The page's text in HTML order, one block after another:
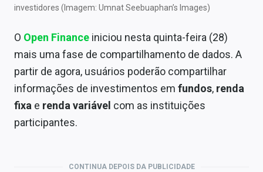
Central dos IPOs
Finanças Pessoais
Mercados
Economia
investidores (Imagem: Umnat Seebuaphan’s Images)
O Open Finance iniciou nesta quinta-feira (28)
mais uma fase de compartilhamento de dados. A
partir de agora, usuários poderão compartilhar
informações de investimentos em fundos, renda
fixa e renda variável com as instituições
participantes.
CONTINUA DEPOIS DA PUBLICIDADE